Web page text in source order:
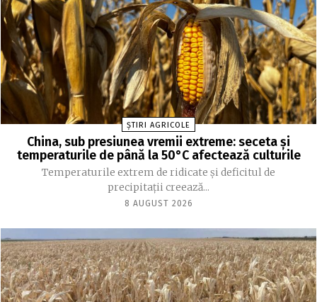
ȘTIRI AGRICOLE
China, sub presiunea vremii extreme: seceta și
temperaturile de până la 50°C afectează culturile
Temperaturile extrem de ridicate și deficitul de
precipitații creează...
8 AUGUST 2026